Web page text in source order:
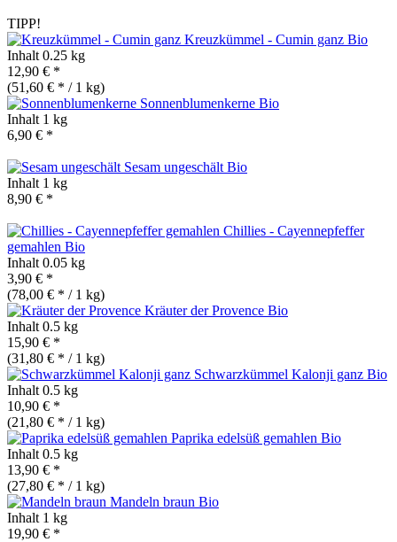
TIPP!
Kreuzkümmel - Cumin ganz Bio
Inhalt 0.25 kg
12,90 € *
(51,60 € * / 1 kg)
Sonnenblumenkerne Bio
Inhalt 1 kg
6,90 € *
Sesam ungeschält Bio
Inhalt 1 kg
8,90 € *
Chillies - Cayennepfeffer
gemahlen Bio
Inhalt 0.05 kg
3,90 € *
(78,00 € * / 1 kg)
Kräuter der Provence Bio
Inhalt 0.5 kg
15,90 € *
(31,80 € * / 1 kg)
Schwarzkümmel Kalonji ganz Bio
Inhalt 0.5 kg
10,90 € *
(21,80 € * / 1 kg)
Paprika edelsüß gemahlen Bio
Inhalt 0.5 kg
13,90 € *
(27,80 € * / 1 kg)
Mandeln braun Bio
Inhalt 1 kg
19,90 € *